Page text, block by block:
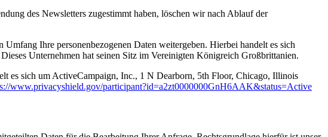
des Newsletters zugestimmt haben, löschen wir nach Ablauf der
Ihre personenbezogenen Daten weitergeben. Hierbei handelt es sich
Unternehmen hat seinen Sitz im Vereinigten Königreich Großbrittanien.
es sich um ActiveCampaign, Inc., 1 N Dearborn, 5th Floor, Chicago, Illinois
www.privacyshield.gov/participant?id=a2zt0000000GnH6AAK&status=Active